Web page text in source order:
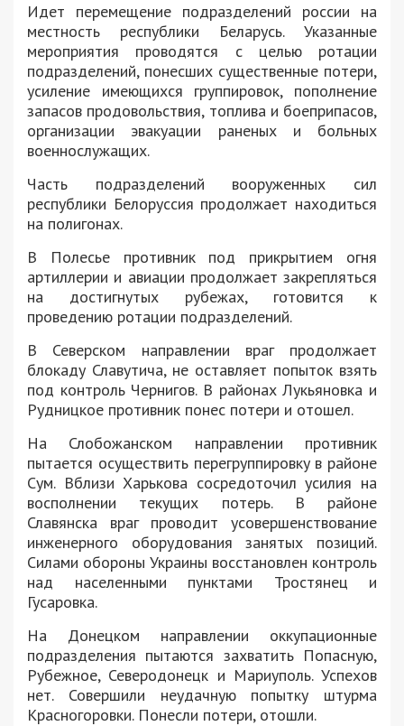
Идет перемещение подразделений россии на
местность республики Беларусь. Указанные
мероприятия проводятся с целью ротации
подразделений, понесших существенные потери,
усиление имеющихся группировок, пополнение
запасов продовольствия, топлива и боеприпасов,
организации эвакуации раненых и больных
военнослужащих.
Часть подразделений вооруженных сил
республики Белоруссия продолжает находиться
на полигонах.
В Полесье противник под прикрытием огня
артиллерии и авиации продолжает закрепляться
на достигнутых рубежах, готовится к
проведению ротации подразделений.
В Северском направлении враг продолжает
блокаду Славутича, не оставляет попыток взять
под контроль Чернигов. В районах Лукьяновка и
Рудницкое противник понес потери и отошел.
На Слобожанском направлении противник
пытается осуществить перегруппировку в районе
Сум. Вблизи Харькова сосредоточил усилия на
восполнении текущих потерь. В районе
Славянска враг проводит усовершенствование
инженерного оборудования занятых позиций.
Силами обороны Украины восстановлен контроль
над населенными пунктами Тростянец и
Гусаровка.
На Донецком направлении оккупационные
подразделения пытаются захватить Попасную,
Рубежное, Северодонецк и Мариуполь. Успехов
нет. Совершили неудачную попытку штурма
Красногоровки. Понесли потери, отошли.